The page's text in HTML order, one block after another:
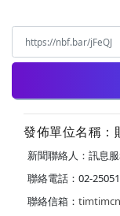
發佈單位名稱：
新聞聯絡人：訊息
聯絡電話：02-
聯絡信箱：